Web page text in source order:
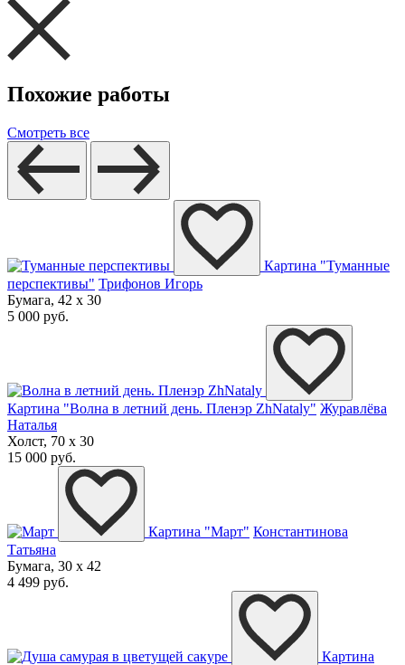
Похожие работы
Смотреть все
Картина "Туманные
перспективы" Трифонов Игорь
Бумага, 42 x 30
5 000 руб.
Картина "Волна в летний день. Пленэр ZhNataly" Журавлёва
Наталья
Холст, 70 x 30
15 000 руб.
Картина "Март" Константинова
Татьяна
Бумага, 30 x 42
4 499 руб.
Картина